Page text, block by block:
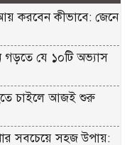
করবেন কীভাবে: জেনে
গড়তে যে ১০টি অভ্যাস
চাইলে আজই শুরু
সবচেয়ে সহজ উপায়: